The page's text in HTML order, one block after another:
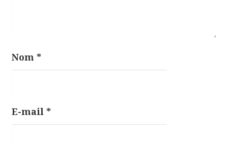
Nom *
E-mail *